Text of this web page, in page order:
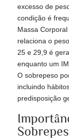
excesso de
condição é
Massa
relaciona o
25 e 29,9 é
enquanto um
O sobrepeso
incluindo
predisposição